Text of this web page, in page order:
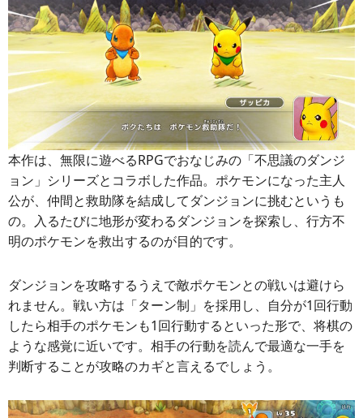
本作は、無限に遊べるRPGでおなじみの「不思議のダンジ
ョン」シリーズとコラボした作品。ポケモンになった主人
公が、仲間と救助隊を結成してダンジョンに挑むというも
の。入るたびに地形が変わるダンジョンを探索し、行方不
明のポケモンを救出するのが目的です。
ダンジョンを攻略するうえで敵ポケモンとの戦いは避けら
れません。戦い方は「ターン制」を採用し、自分が1回行動
したら相手のポケモンも1回行動するといった形で、将棋の
ような感覚に近いです。相手の行動を読んで最適な一手を
判断することが攻略のカギと言えるでしょう。